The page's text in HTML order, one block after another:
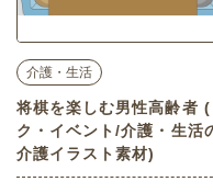
介護・生活
将棋を楽しむ男性高齢者 (
ク・イベント/介護・生活
介護イラスト素材)